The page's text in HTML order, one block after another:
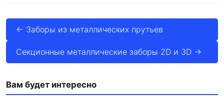
← Заборы из металлических прутьев
Секционные металлические заборы 2D и 3D →
Вам будет интересно